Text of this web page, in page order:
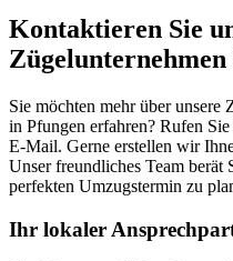
Kontaktieren Sie
Sie möchten mehr über unsere
in Pfungen erfahren? Rufen
E-Mail. Gerne erstellen wir
Unser freundliches Team
perfekten Umzugstermin zu
Ihr lokaler